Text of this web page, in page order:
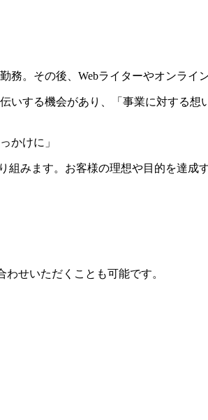
務。その後、Webライターやオンラ
いする機会があり、「事業に対する
かけに」
組みます。お客様の理想や目的を達成
せいただくことも可能です。